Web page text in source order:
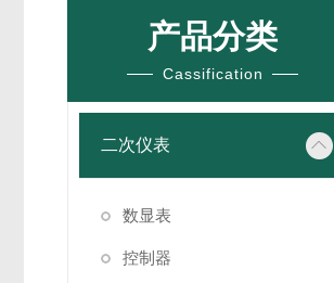
产品分类
Cassification
二次仪表
数显表
控制器